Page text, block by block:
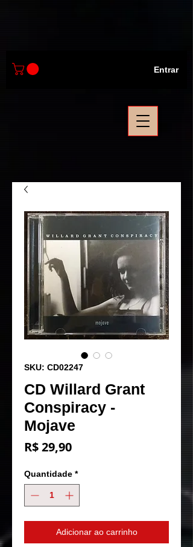
Entrar
SKU: CD02247
CD Willard Grant
Conspiracy -
Mojave
R$ 29,90Preço
Quantidade *
Adicionar ao carrinho